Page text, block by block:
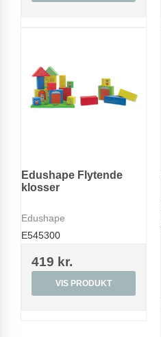
Edushape Flytende
klosser
Edushape
E545300
419 kr.
VIS PRODUKT